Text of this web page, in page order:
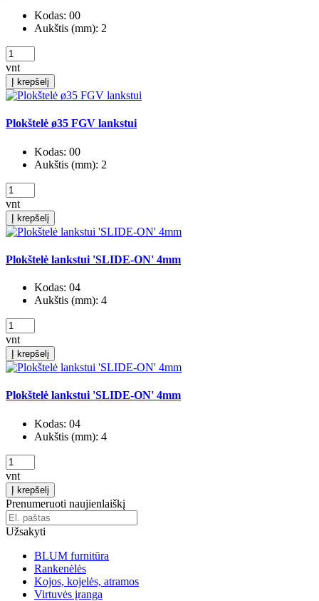
Kodas: 00
Aukštis (mm): 2
vnt
Į krepšelį
Plokštelė ø35 FGV lankstui
Kodas: 00
Aukštis (mm): 2
vnt
Į krepšelį
Plokštelė lankstui 'SLIDE-ON' 4mm
Kodas: 04
Aukštis (mm): 4
vnt
Į krepšelį
Plokštelė lankstui 'SLIDE-ON' 4mm
Kodas: 04
Aukštis (mm): 4
vnt
Į krepšelį
Prenumeruoti naujienlaiškį
Užsakyti
BLUM furnitūra
Rankenėlės
Kojos, kojelės, atramos
Virtuvės įranga